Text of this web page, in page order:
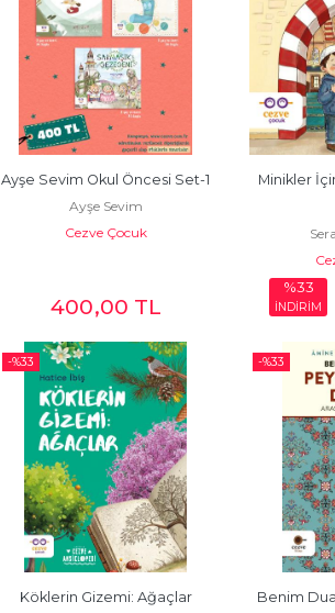
Ayşe Sevim Okul Öncesi Set-1
Ayşe Sevim
Cezve Çocuk
400,00 TL
Minikler
%33
İNDİRİM
-%33
Köklerin Gizemi: Ağaçlar
-%33
Benim